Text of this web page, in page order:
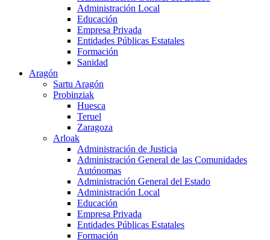
Administración Local
Educación
Empresa Privada
Entidades Públicas Estatales
Formación
Sanidad
Aragón
Sartu Aragón
Probinziak
Huesca
Teruel
Zaragoza
Arloak
Administración de Justicia
Administración General de las Comunidades
Autónomas
Administración General del Estado
Administración Local
Educación
Empresa Privada
Entidades Públicas Estatales
Formación